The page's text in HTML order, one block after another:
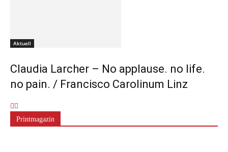
Aktuell
Claudia Larcher – No applause. no life.
no pain. / Francisco Carolinum Linz
Printmagazin